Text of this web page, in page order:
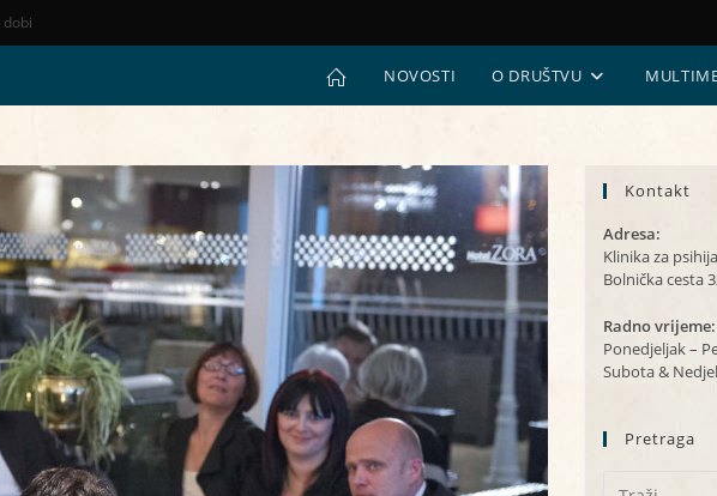
NOVOSTI O DRUŠTVU
Kontakt
Adresa:
Klinika za
Bolnička cesta
Radno vrijeme:
Ponedjeljak –
Subota &
Pretraga